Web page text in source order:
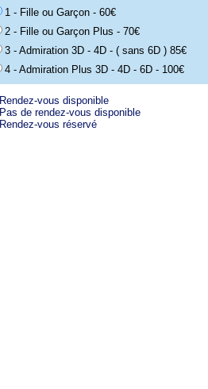
1 - Fille ou Garçon - 60€
2 - Fille ou Garçon Plus - 70€
3 - Admiration 3D - 4D - ( sans 6D ) 85€
4 - Admiration Plus 3D - 4D - 6D - 100€
Rendez-vous disponible
Pas de rendez-vous disponible
Rendez-vous réservé